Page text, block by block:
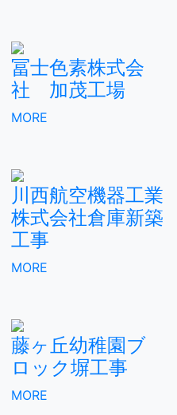
冨士色素株式会
社 加茂工場
MORE
川西航空機器工業
株式会社倉庫新築
工事
MORE
藤ヶ丘幼稚園ブ
ロック塀工事
MORE